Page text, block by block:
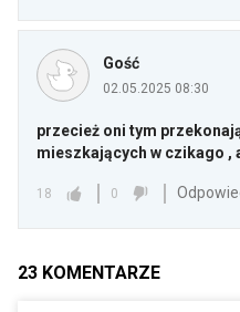
Gość
02.05.2025 08:30
przecież oni tym
mieszkających w czikago ,
18 0
23 KOMENTARZE